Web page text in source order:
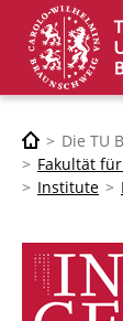
Die TU
Fakultät
Institute